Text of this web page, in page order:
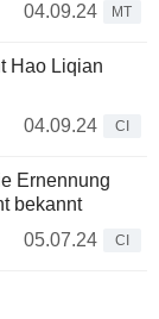
04.09.24
MT
Hao Liqian
04.09.24
CI
Ernennung
bekannt
05.07.24
CI